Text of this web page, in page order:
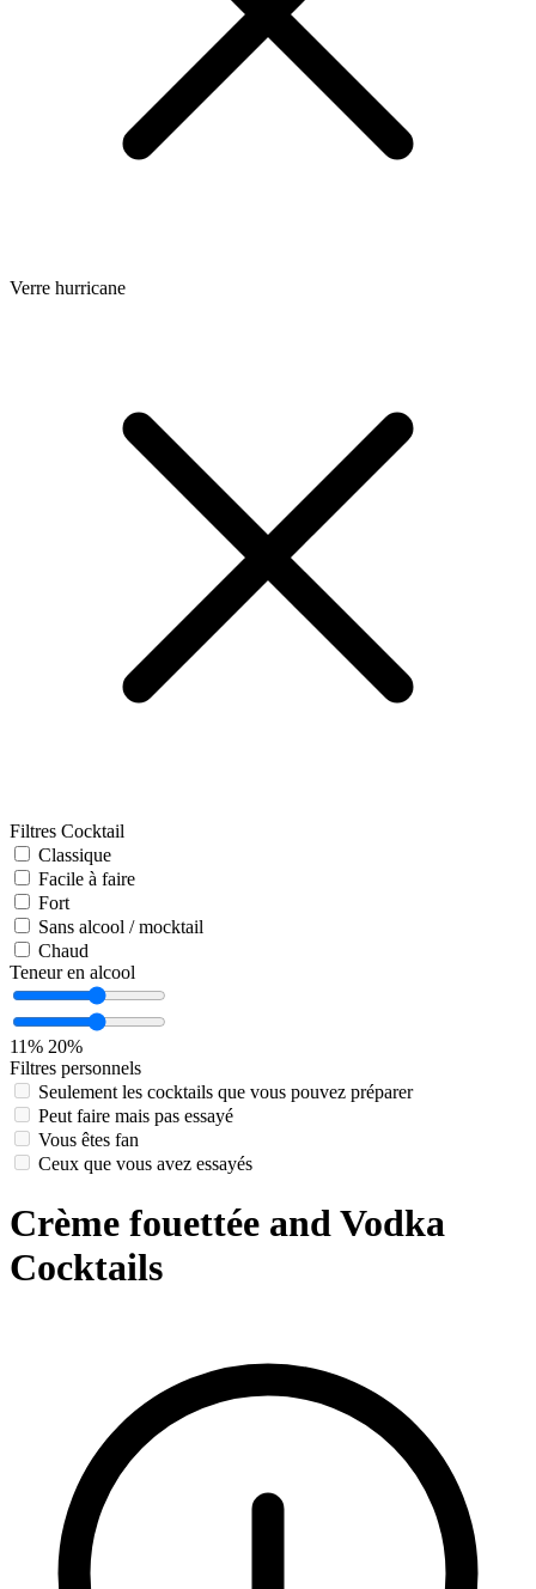
Verre hurricane
Filtres Cocktail
Classique
Facile à faire
Fort
Sans alcool / mocktail
Chaud
Teneur en alcool
11% 20%
Filtres personnels
Seulement les cocktails que vous pouvez préparer
Peut faire mais pas essayé
Vous êtes fan
Ceux que vous avez essayés
Crème fouettée and Vodka
Cocktails